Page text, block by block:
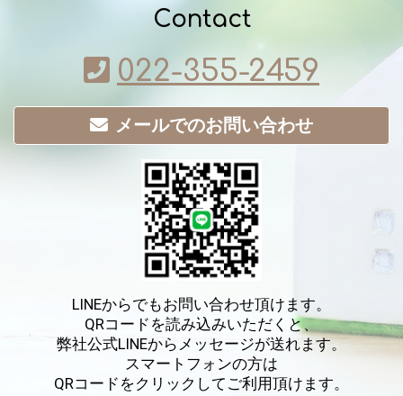
Contact
022-355-2459
メールでのお問い合わせ
LINEからでもお問い合わせ頂けます。
QRコードを読み込みいただくと、
弊社公式LINEからメッセージが送れます。
スマートフォンの方は
QRコードをクリックしてご利用頂けます。